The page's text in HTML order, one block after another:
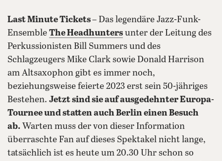
Last Minute Tickets– Das legendäre Jazz-Funk-
Ensemble The Headhunters unter der Leitung des
Perkussionisten Bill Summers und des
Schlagzeugers Mike Clark sowie Donald Harrison
am Altsaxophon gibt es immer noch,
beziehungsweise feierte 2023 erst sein 50-jähriges
Bestehen. Jetzt sind sie auf ausgedehnter Europa-
Tournee und statten auch Berlin einen Besuch
ab. Warten muss der von dieser Information
überraschte Fan auf dieses Spektakel nicht lange,
tatsächlich ist es heute um 20.30 Uhr schon so